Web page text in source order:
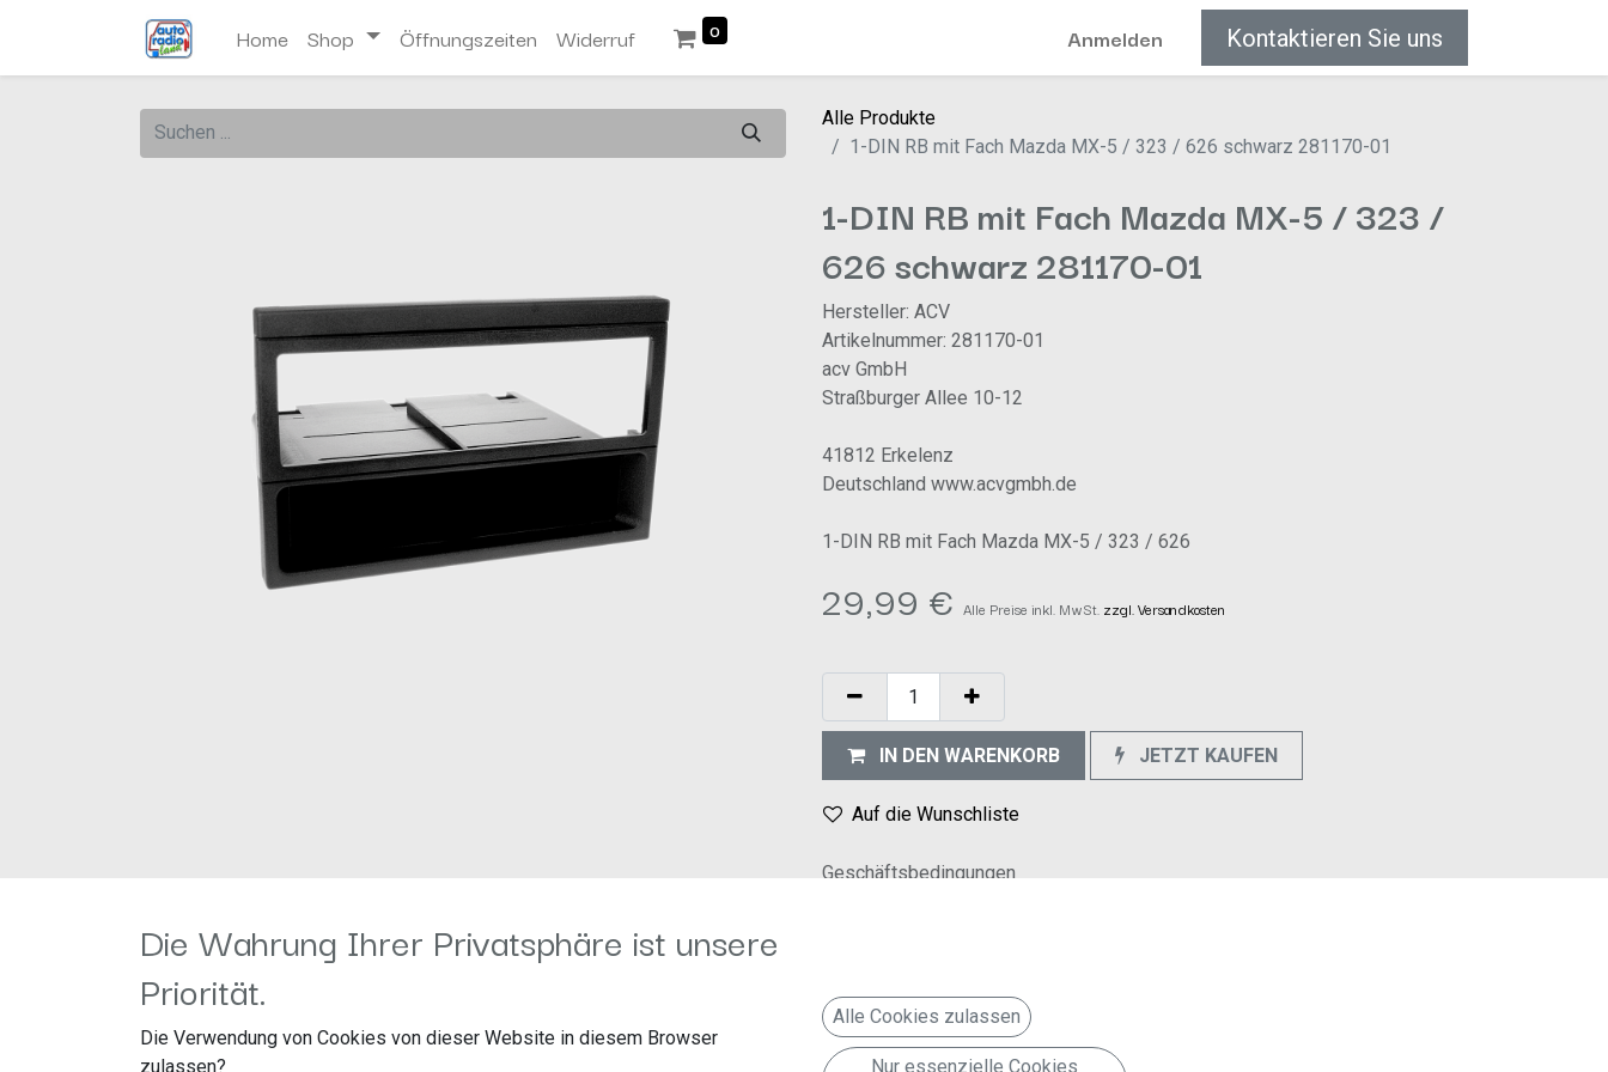
Home Shop Öffnungszeiten Widerruf 0 Anmelden Kontaktieren Sie uns
Alle Produkte
1-DIN RB mit Fach Mazda MX-5 / 323 / 626 schwarz 281170-01
1-DIN RB mit Fach Mazda MX-5 / 323 /
626 schwarz 281170-01
Hersteller: ACV
Artikelnummer: 281170-01
acv GmbH
Straßburger Allee 10-12
41812 Erkelenz
Deutschland www.acvgmbh.de
1-DIN RB mit Fach Mazda MX-5 / 323 / 626
29,99 € Alle Preise inkl. MwSt. zzgl. Versandkosten
IN DEN WARENKORB JETZT KAUFEN
Auf die Wunschliste
Geschäftsbedingungen
Für folgende Fahrzeuge geeignet:
Mazda 323 (BJ Facelift) 2000 - 2003
Die Wahrung Ihrer Privatsphäre ist unsere
Priorität.
Die Verwendung von Cookies von dieser Website in diesem Browser
zulassen?
Alle Cookies zulassen
Nur essenzielle Cookies